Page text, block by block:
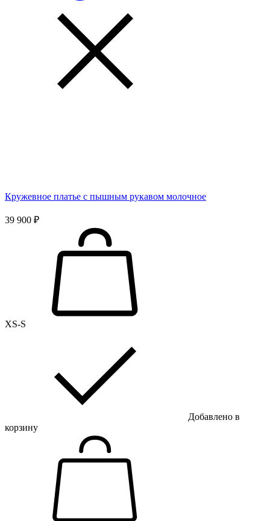
Кружевное платье с пышным рукавом молочное
39 900 ₽
XS-S
Добавлено в
корзину